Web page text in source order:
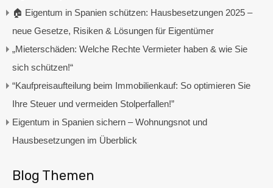
🏠 Eigentum in Spanien schützen: Hausbesetzungen 2025 –
neue Gesetze, Risiken & Lösungen für Eigentümer
„Mieterschäden: Welche Rechte Vermieter haben & wie Sie
sich schützen!“
“Kaufpreisaufteilung beim Immobilienkauf: So optimieren Sie
Ihre Steuer und vermeiden Stolperfallen!”
Eigentum in Spanien sichern – Wohnungsnot und
Hausbesetzungen im Überblick
Blog Themen